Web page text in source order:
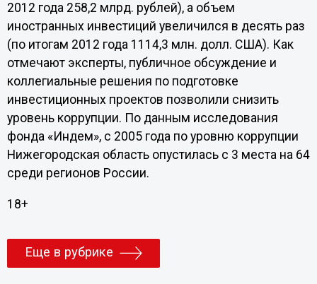
2012 года 258,2 млрд. рублей), а объем
иностранных инвестиций увеличился в десять раз
(по итогам 2012 года 1114,3 млн. долл. США). Как
отмечают эксперты, публичное обсуждение и
коллегиальные решения по подготовке
инвестиционных проектов позволили снизить
уровень коррупции. По данным исследования
фонда «Индем», с 2005 года по уровню коррупции
Нижегородская область опустилась с 3 места на 64
среди регионов России.
18+
Еще в рубрике